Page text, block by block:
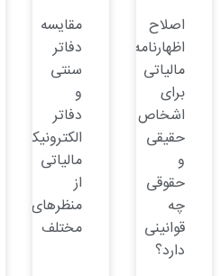
اصلاح
اظهارنامه
مالیاتی
برای
اشخاص
حقیقی
و
حقوقی
چه
قوانینی
دارد؟
مقایسه
دفاتر
سنتی
و
دفاتر
الکترونیکی
مالیاتی
از
منظرهای
مختلف